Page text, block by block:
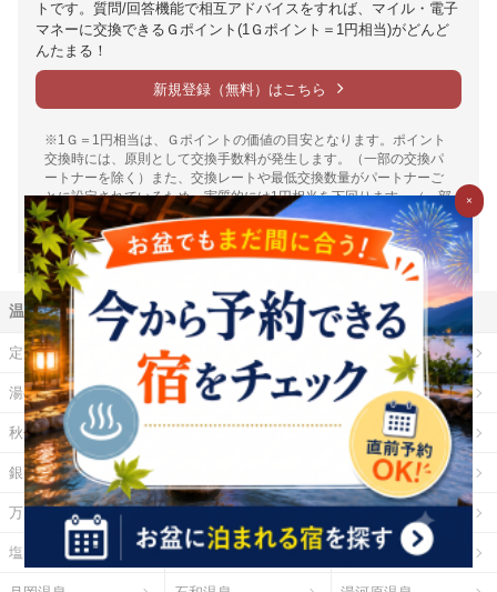
トです。質問/回答機能で相互アドバイスをすれば、マイル・電子
マネーに交換できるＧポイント(1Ｇポイント＝1円相当)がどんど
んたまる！
新規登録（無料）はこちら
※1Ｇ＝1円相当は、Ｇポイントの価値の目安となります。ポイント
交換時には、原則として交換手数料が発生します。（一部の交換パ
ートナーを除く）また、交換レートや最低交換数量がパートナーご
とに設定されているため、実質的には1円相当を下回ります。（一部
下回らない場合もございます）詳細は各パートナー毎の交換詳細ペ
ージをご確認ください。
温泉地から探す
定山渓温泉 登別温泉 十勝川温泉
湯の川温泉（北海道） 乳頭温泉 鳴子温泉
秋保温泉 東山温泉 蔵王温泉
銀山温泉 伊香保温泉
万座温泉
塩原温泉 野沢温泉 白骨温泉
×